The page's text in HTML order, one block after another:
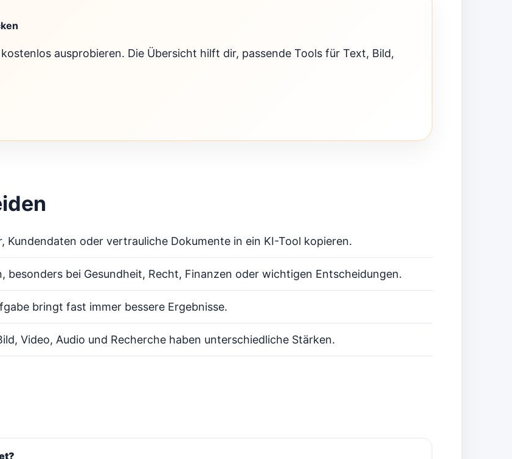
ausprobieren. Die Übersicht hilft dir, passende Tools für Text, Bild,
oder vertrauliche Dokumente in ein KI-Tool kopieren.
bei Gesundheit, Recht, Finanzen oder wichtigen Entscheidungen.
bringt fast immer bessere Ergebnisse.
Video, Audio und Recherche haben unterschiedliche Stärken.